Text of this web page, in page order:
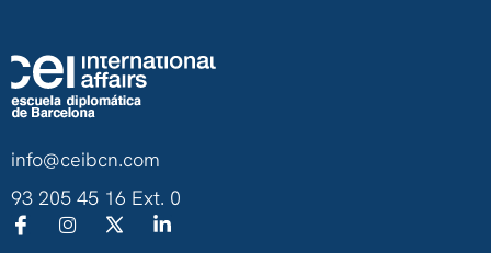
info@ceibcn.com
93 205 45 16 Ext. 0